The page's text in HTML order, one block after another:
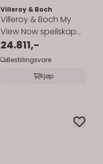
Villeroy & Boch
Villeroy & Boch My
View Now speilskap
60-160 cm med
belysning - ...
24.811,-
Bestillingsvare
Kjøp